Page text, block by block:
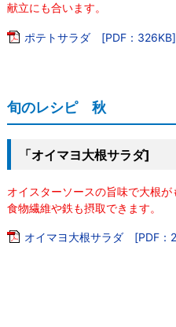
献立にも合います。
ポテトサラダ [PDF：326KB]
旬のレシピ 秋
「オイマヨ大根サラダ]
オイスターソースの旨味で大根が
食物繊維や鉄も摂取できます。
オイマヨ大根サラダ [PDF：